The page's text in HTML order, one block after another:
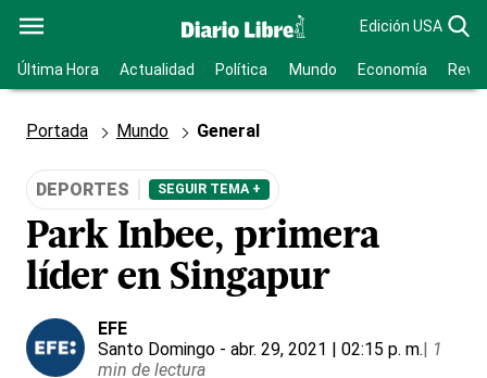
Edición USA
Última Hora Actualidad Política Mundo Economía
Portada Mundo General
DEPORTES SEGUIR TEMA +
Park Inbee, primera
líder en Singapur
EFE
Santo Domingo - abr. 29, 2021 | 02:15 p. m.| 1
min de lectura